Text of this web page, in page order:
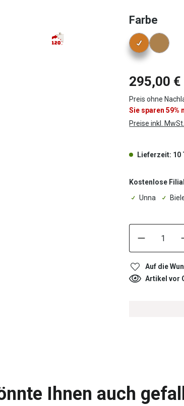
Farbe
295,00 €
Preis ohne
Sie sparen
Preise inkl.
Lieferzeit: 10
Kostenlose
Unna
Auf die
Artikel vor
Ihnen auch